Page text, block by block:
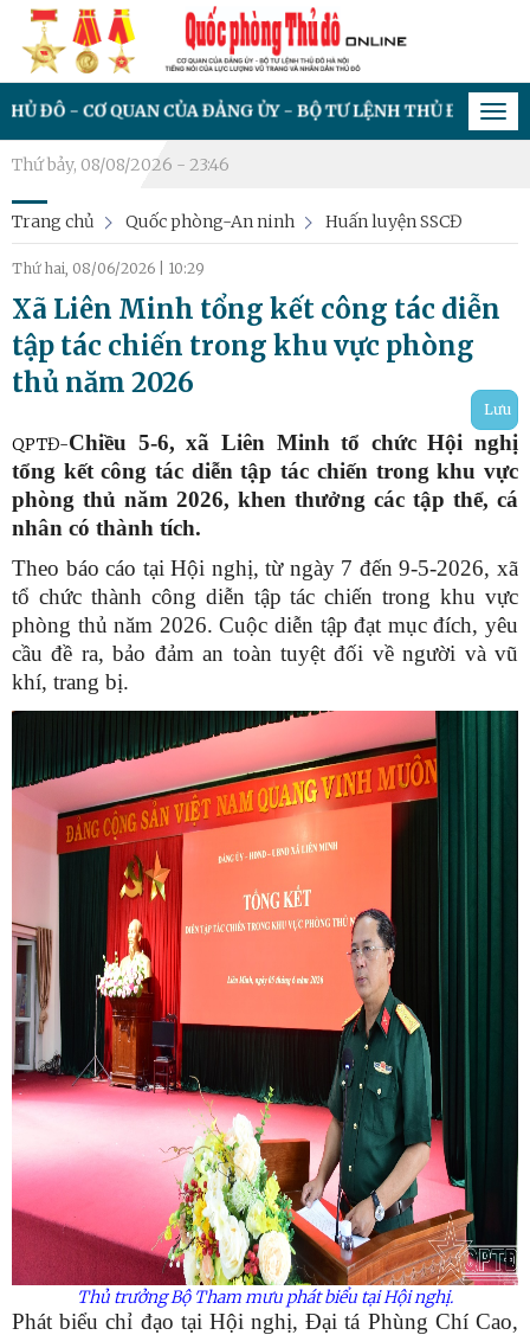
CỦA ĐẢNG ỦY - BỘ TƯ LỆNH THỦ ĐÔ HÀ NỘI, TIẾNG
Thứ bảy, 08/08/2026 - 23:46
Trang chủ Quốc phòng-An ninh Huấn luyện SSCĐ
Thứ hai, 08/06/2026 10:29
Xã Liên Minh tổng kết công tác diễn
tập tác chiến trong khu vực phòng
thủ năm 2026
Lưu
QPTĐ-Chiều 5-6, xã Liên Minhtổ chức Hội nghị
tổng kết công tác diễn tập tác chiến trong khu vực
phòng thủ năm 2026, khen thưởng các tập thể, cá
nhân có thành tích.
Theo báo cáo tại Hội nghị, từ ngày 7 đến 9-5-2026, xã
tổ chức thành công diễn tập tác chiến trong khu vực
phòng thủ năm 2026. Cuộc diễn tập đạt mục đích, yêu
cầu đề ra, bảo đảm an toàn tuyệt đối về người và vũ
khí, trang bị.
Thủ trưởng Bộ Tham mưu phát biểu tại Hội nghị.
Phát biểu chỉ đạo tại Hội nghị, Đại tá Phùng Chí Cao,